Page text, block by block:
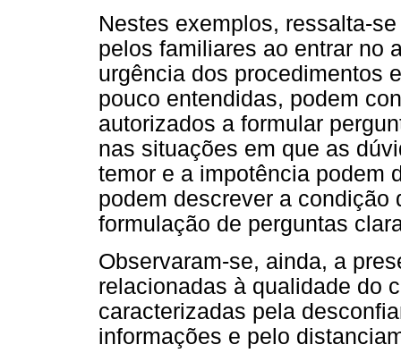
Nestes exemplos, ressalta-
pelos familiares ao entrar no
urgência dos procedimentos
pouco entendidas, podem
autorizados a formular
nas situações em que as
temor e a impotência podem
podem descrever a
formulação de perguntas
Observaram-se, ainda, a
relacionadas à qualidade do
caracterizadas pela
informações e pelo